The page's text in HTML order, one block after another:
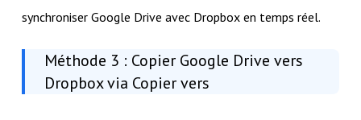
synchroniser Google Drive avec Dropbox en temps réel.
Méthode 3 : Copier Google Drive vers
Dropbox via Copier vers